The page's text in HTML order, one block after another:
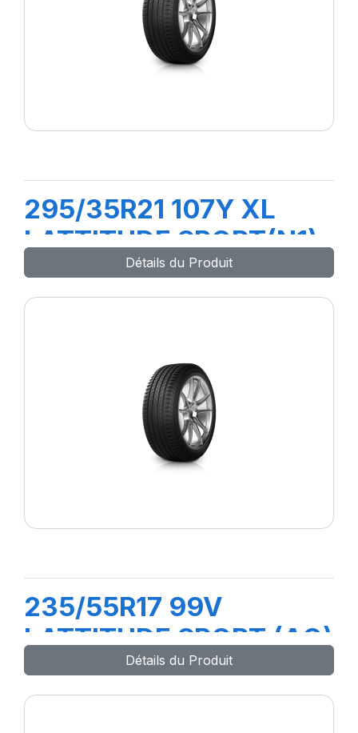
295/35R21 107Y XL
LATTITUDE SPORT(N1)
Détails du Produit
235/55R17 99V
LATTITUDE SPORT (AO)
Détails du Produit